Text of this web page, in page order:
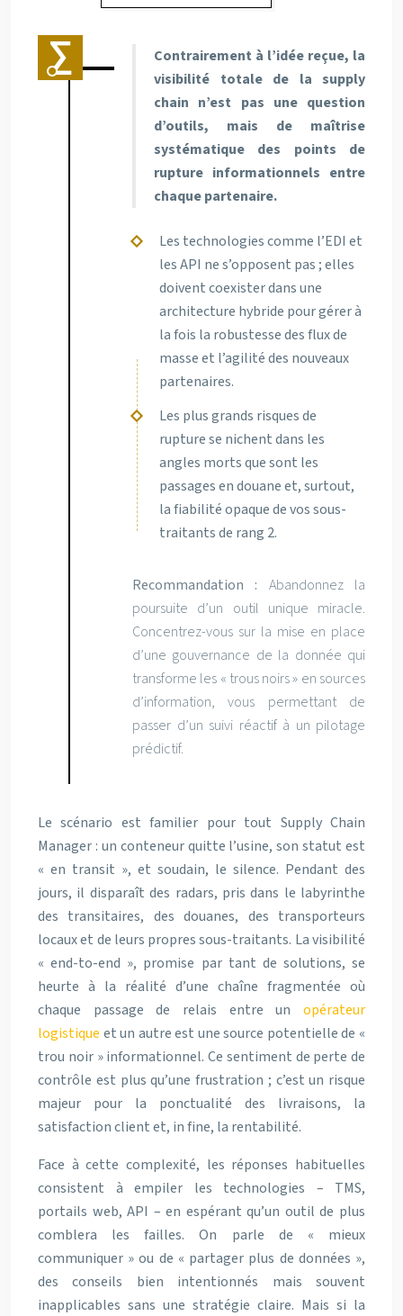
Contrairement à l’idée reçue, la
visibilité totale de la supply
chain n’est pas une question
d’outils, mais de maîtrise
systématique des points de
rupture informationnels entre
chaque partenaire.
Les technologies comme l’EDI et
les API ne s’opposent pas ; elles
doivent coexister dans une
architecture hybride pour gérer à
la fois la robustesse des flux de
masse et l’agilité des nouveaux
partenaires.
Les plus grands risques de
rupture se nichent dans les
angles morts que sont les
passages en douane et, surtout,
la fiabilité opaque de vos sous-
traitants de rang 2.
Recommandation : Abandonnez la
poursuite d’un outil unique miracle.
Concentrez-vous sur la mise en place
d’une gouvernance de la donnée qui
transforme les « trous noirs » en sources
d’information, vous permettant de
passer d’un suivi réactif à un pilotage
prédictif.
Le scénario est familier pour tout Supply Chain
Manager : un conteneur quitte l’usine, son statut est
« en transit », et soudain, le silence. Pendant des
jours, il disparaît des radars, pris dans le labyrinthe
des transitaires, des douanes, des transporteurs
locaux et de leurs propres sous-traitants. La visibilité
« end-to-end », promise par tant de solutions, se
heurte à la réalité d’une chaîne fragmentée où
chaque passage de relais entre un opérateur
logistique et un autre est une source potentielle de «
trou noir » informationnel. Ce sentiment de perte de
contrôle est plus qu’une frustration ; c’est un risque
majeur pour la ponctualité des livraisons, la
satisfaction client et, in fine, la rentabilité.
Face à cette complexité, les réponses habituelles
consistent à empiler les technologies – TMS,
portails web, API – en espérant qu’un outil de plus
comblera les failles. On parle de « mieux
communiquer » ou de « partager plus de données »,
des conseils bien intentionnés mais souvent
inapplicables sans une stratégie claire. Mais si la